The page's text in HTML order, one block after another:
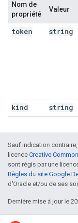
Nom de
propriété
Valeur
token string
kind string
Sauf indication
licence Creative
sont régis par une
Règles du site Google
d'Oracle et/ou de ses
Dernière mise à jour le